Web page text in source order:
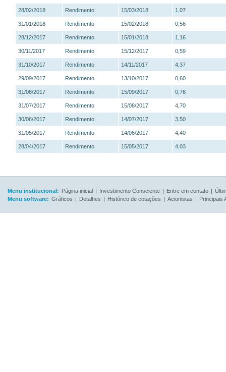
28/02/2018 Rendimento 15/03/2018 1,07
31/01/2018 Rendimento 15/02/2018 0,56
28/12/2017 Rendimento 15/01/2018 1,16
30/11/2017 Rendimento 15/12/2017 0,59
31/10/2017 Rendimento 14/11/2017 4,37
29/09/2017 Rendimento 13/10/2017 0,60
31/08/2017 Rendimento 15/09/2017 0,76
31/07/2017 Rendimento 15/08/2017 4,70
30/06/2017 Rendimento 14/07/2017 3,50
31/05/2017 Rendimento 14/06/2017 4,40
28/04/2017 Rendimento 15/05/2017 4,03
Menu institucional: Página inicial | Investimento Consciente | Entre em contato |
Menu software: Gráficos | Detalhes | Histórico de cotações | Acionistas | Principais